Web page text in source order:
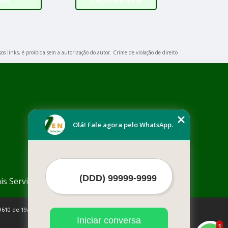
links, é proibida sem a autorização do autor. Crime de violação de direito
Serviços
de 19/02/1998)
Olá! Fale agora pelo WhatsApp.
Iniciar conversa